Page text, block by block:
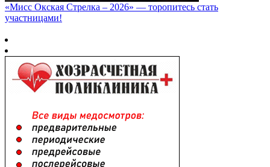
«Мисс Окская Стрелка – 2026» — торопитесь стать
участницами!